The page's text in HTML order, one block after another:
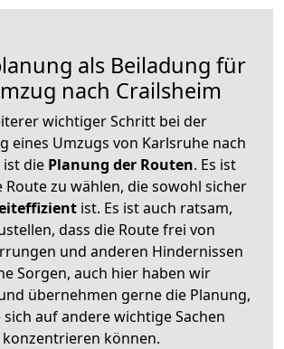
als Beiladung für
nach Crailsheim
wichtiger Schritt bei der
eines Umzugs von Karlsruhe nach
ist diePlanung der Routen. Es ist
Route zu wählen, die sowohl sicher
ist. Es ist auch ratsam,
dass die Route frei von
und anderen Hindernissen
Sorgen, auch hier haben wir
übernehmen gerne die Planung,
sich auf andere wichtige Sachen
konzentrieren können.